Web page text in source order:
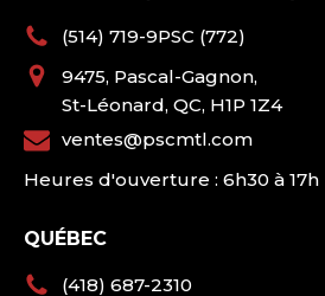
(514) 719-9PSC (772)
9475, Pascal-Gagnon,
St-Léonard, QC, H1P 1Z4
ventes@pscmtl.com
Heures d'ouverture : 6h30 à 17h
QUÉBEC
(418) 687-2310